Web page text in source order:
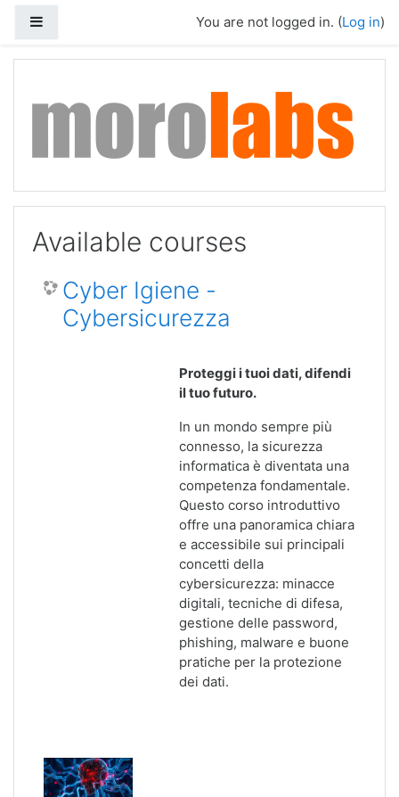
You are not logged in. (Log in)
Available courses
Cyber Igiene -
Cybersicurezza
Proteggi i tuoi dati, difendi
il tuo futuro.
In un mondo sempre più
connesso, la sicurezza
informatica è diventata una
competenza fondamentale.
Questo corso introduttivo
offre una panoramica chiara
e accessibile sui principali
concetti della
cybersicurezza: minacce
digitali, tecniche di difesa,
gestione delle password,
phishing, malware e buone
pratiche per la protezione
dei dati.